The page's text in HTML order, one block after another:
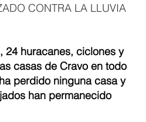
CONTRA LA LLUVIA
24 huracanes, ciclones y
casas de Cravo en todo
perdido ninguna casa y
han permanecido